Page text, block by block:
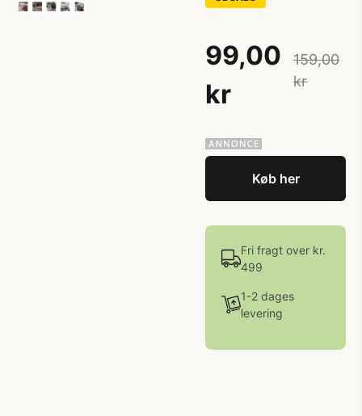
99,00
kr
159,00
kr
Køb her
Fri fragt over kr.
499
1-2 dages
levering